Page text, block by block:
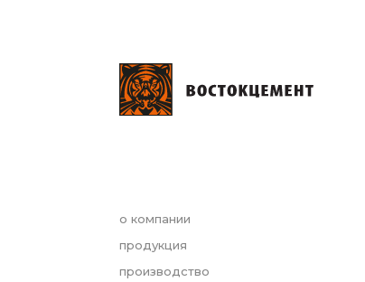
о компании
продукция
производство